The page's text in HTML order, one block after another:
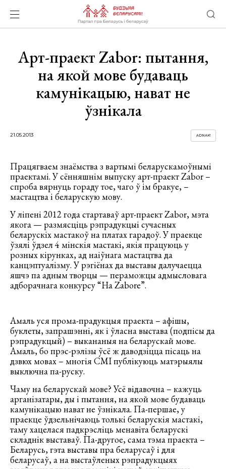
Арт-праект Zabor: пытання,
на якой мове будаваць
камунікацыю, нават не
ўзнікала
21.05.2013 ADNAK!
Працягваем знаёмcтва з вартымі беларускамоўнымі
праектамі. У сённяшнім выпуску арт-праект Zabor –
спроба вярнуць гораду тое, чаго ў ім бракуе, –
мастацтва і беларускую мову.
У ліпені 2012 года стартаваў арт-праект Zabor, мэта
якога — размясціць рэпрадукцыі сучасных
беларускіх мастакоў на платах гарадоў. У праекце
ўзялі ўдзел 4 мінскія мастакі, якія працуюць у
розных кірунках, ад наіўнага мастацтва да
канцэптуалізму. У рэгіёнах да выставы далучаецца
яшчэ па адным творцы — пераможцы адмысловага
адборачнага конкурсу “На Zabore”.
Амаль уся прома-прадукцыя праекта – афішы,
буклеты, запрашэнні, як і ўласна выстава (подпісы да
рэпрадукцый) – выкананыя на беларускай мове.
Амаль, бо прэс-рэлізы ўсё ж даводзіцца пісаць на
дзвюх мовах – многія СМІ публікуюць матэрыялы
выключна па-руску.
Чаму на беларускай мове? Усё відавочна – кажуць
арганізатары, ды і пытання, на якой мове будаваць
камунікацыю нават не ўзнікала. Па-першае, у
праекце ўдзельнічаюць толькі беларускія мастакі,
таму хацелася падкрэсліць менавіта беларускі
складнік выставаў. Па-другое, сама тэма праекта –
Беларусь, гэта выставы пра беларусаў і для
беларусаў, а на выстаўленых рэпрадукцыях